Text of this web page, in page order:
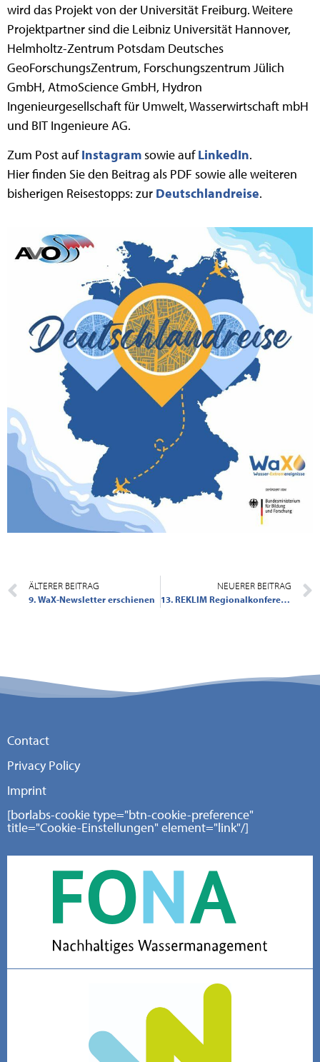
wird das Projekt von der Universität Freiburg. Weitere
Projektpartner sind die Leibniz Universität Hannover,
Helmholtz-Zentrum Potsdam Deutsches
GeoForschungsZentrum, Forschungszentrum Jülich
GmbH, AtmoScience GmbH, Hydron
Ingenieurgesellschaft für Umwelt, Wasserwirtschaft mbH
und BIT Ingenieure AG.
Zum Post aufInstagramsowie aufLinkedIn.
Hier finden Sie den Beitrag als PDF sowie alle weiteren
bisherigen Reisestopps: zur Deutschlandreise.
ÄLTERER BEITRAG
9. WaX-Newsletter erschienen
NEUERER BEITRAG
13. REKLIM Regionalkonferenz, 25.09.2024, Umweltforum Berlin: Regionale Klimaanpassung in Nord- und Ostdeutschland: Herausforderungen und Lösungsansätze
Contact
Privacy Policy
Imprint
[borlabs-cookie type="btn-cookie-preference"
title="Cookie-Einstellungen" element="link"/]